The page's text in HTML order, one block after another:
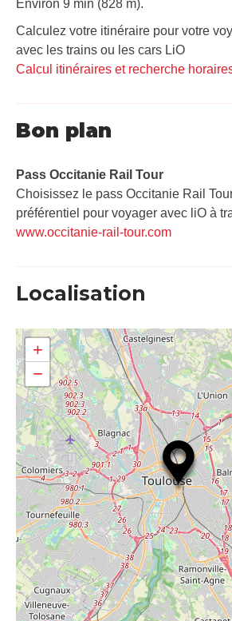
Environ 9 min (828 m).
Calculez votre itinéraire pour votre
avec les trains ou les cars LiO
Calcul itinéraires et recherche
Bon plan
Pass Occitanie Rail Tour​
Choisissez le pass Occitanie Rail
préférentiel pour voyager avec liO à
www.occitanie-rail-tour.com
Localisation
+
−